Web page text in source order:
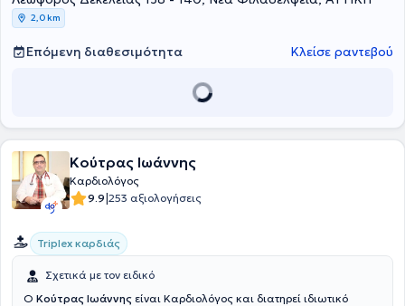
2,0 km
Επόμενη διαθεσιμότητα Κλείσε ραντεβού
Κούτρας Ιωάννης
Καρδιολόγος
9.9|253 αξιολογήσεις
Triplex καρδιάς
Σχετικά με τον ειδικό
Ο Κούτρας Ιωάννης είναι Καρδιολόγος και διατηρεί ιδιωτικό